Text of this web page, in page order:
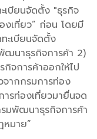
เบียนจัดตั้ง "ธุรกิจ
งเที่ยว” ก่อน โดยมี
ะเบียนจัดตั้ง
ฒนาธุรกิจการค้า 2)
จการค้าออกให้ไป
จากกรมการท่อง
รท่องเที่ยวมายื่นจด
รมพัฒนาธุรกิจการค้า
มาย”